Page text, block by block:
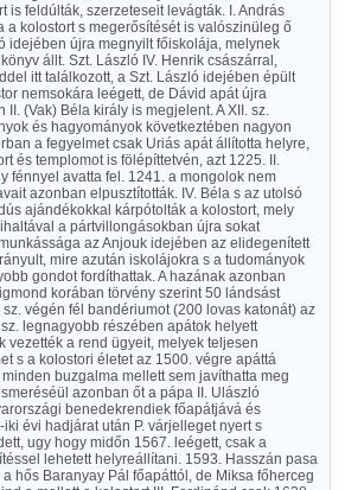
is feldúlták, szerzeteseit levágták. I. András
a kolostort s megerősítését is valószinüleg ő
idejében újra megnyilt főiskolája, melynek
állt. Szt. László IV. Henrik császárral,
itt találkozott, a Szt. László idejében épült
nemsokára leégett, de Dávid apát újra
II. (Vak) Béla király is megjelent. A XII. sz.
és hagyományok következtében nagyon
a fegyelmet csak Uriás apát állította helyre,
és templomot is fölépíttetvén, azt 1225. II.
fénnyel avatta fel. 1241. a mongolok nem
azonban elpusztították. IV. Béla s az utolsó
ajándékokkal kárpótolták a kolostort, mely
a pártvillongásokban újra sokat
az Anjouk idejében az elidegenített
mire azután iskolájokra s a tudományok
gondot fordíthattak. A hazának azonban
korában törvény szerint 50 lándsást
sz. végén fél bandériumot (200 lovas katonát) az
legnagyobb részében apátok helyett
vezették a rend ügyeit, melyek teljesen
s a kolostori életet az 1500. végre apáttá
buzgalma mellett sem javíthatta meg
azonban őt a pápa II. Ulászló
benedekrendiek főapátjává és
évi hadjárat után P. várjelleget nyert s
ugy hogy midőn 1567. leégett, csak a
lehetett helyreállítani. 1593. Hasszán pasa
hős Baranyay Pál főapáttól, de Miksa főherceg